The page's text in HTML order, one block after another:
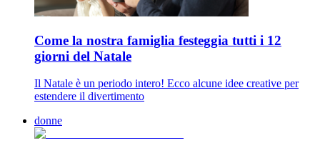
Come la nostra famiglia festeggia tutti i 12
giorni del Natale
Il Natale è un periodo intero! Ecco alcune idee creative per
estendere il divertimento
donne